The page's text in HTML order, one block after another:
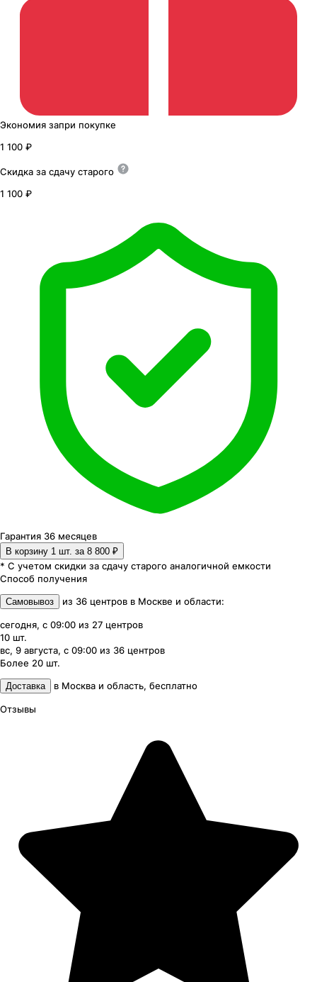
Экономия запри покупке
1 100 ₽
Скидка за сдачу старого
1 100 ₽
Гарантия 36 месяцев
В корзину 1 шт. за 8 800 ₽
* С учетом скидки за сдачу старого аналогичной емкости
Способ получения
Самовывоз из 36 центров в Москве и области:
сегодня, с 09:00 из 27 центров
10 шт.
вс, 9 августа, с 09:00 из 36 центров
Более 20 шт.
Доставка в Москва и область, бесплатно
Отзывы